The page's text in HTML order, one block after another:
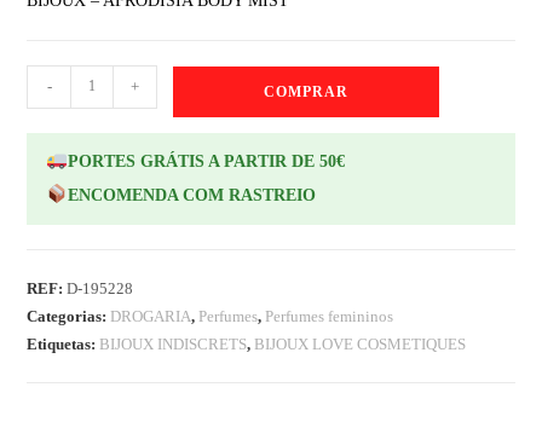
- + COMPRAR
PORTES GRÁTIS A PARTIR DE 50€
ENCOMENDA COM RASTREIO
REF:D-195228
Categorias: DROGARIA, Perfumes, Perfumes femininos
Etiquetas: BIJOUX INDISCRETS, BIJOUX LOVE COSMETIQUES